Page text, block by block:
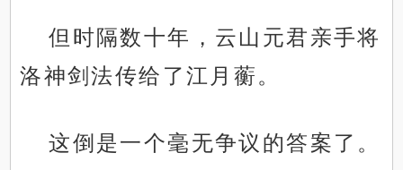
但时隔数十年，云山元君亲手将
洛神剑法传给了江月蘅。
这倒是一个毫无争议的答案了。